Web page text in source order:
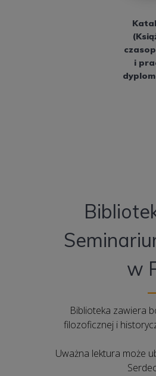
i
w
Biblioteka zawiera
filozoficznej i
Uważna lektura może